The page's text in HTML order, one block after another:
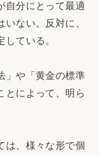
自分にとって最適
ない。反対に、
ている。
」や「黄金の標準
とによって、明ら
、様々な形で個